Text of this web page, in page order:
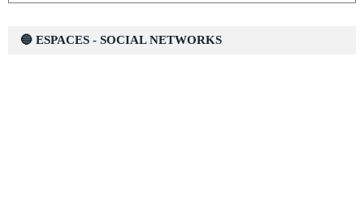
🔵 ESPACES - SOCIAL NETWORKS